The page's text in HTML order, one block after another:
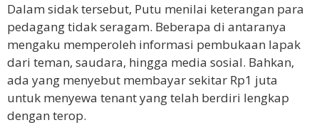
Dalam sidak tersebut, Putu menilai keterangan para
pedagang tidak seragam. Beberapa di antaranya
mengaku memperoleh informasi pembukaan lapak
dari teman, saudara, hingga media sosial. Bahkan,
ada yang menyebut membayar sekitar Rp1 juta
untuk menyewa tenant yang telah berdiri lengkap
dengan terop.